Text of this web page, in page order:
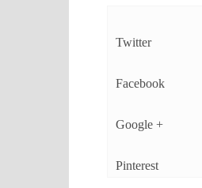
Twitter
Facebook
Google +
Pinterest